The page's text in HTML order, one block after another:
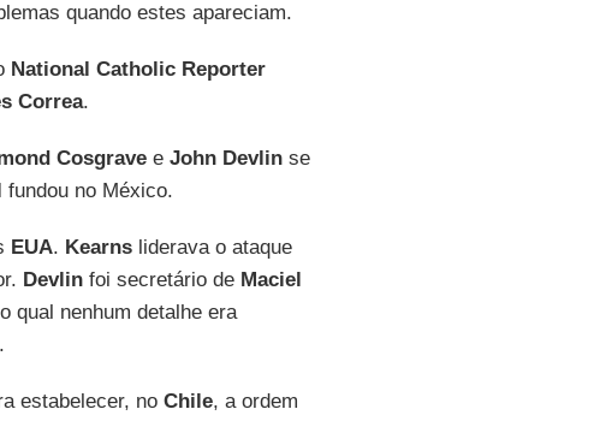
quando estes apareciam.
National Catholic Reporter
Correa.
CosgraveeJohn Devlinse
fundou no México.
EUA. Kearnsliderava o ataque
Devlinfoi secretário de Maciel
qual nenhum detalhe era
estabelecer, no Chile, a ordem